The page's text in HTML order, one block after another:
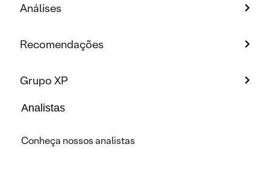
Análises
Recomendações
Grupo XP
Analistas
Conheça nossos analistas